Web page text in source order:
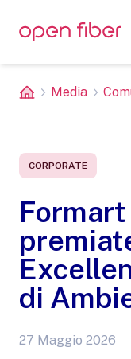
Media
CORPORATE
di
27 Maggio 2026